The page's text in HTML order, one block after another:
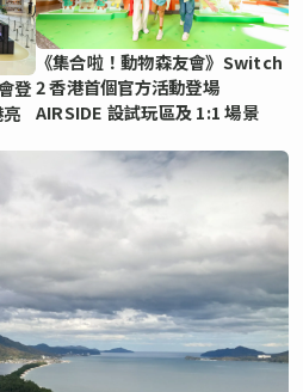
登
《集合啦！動物森友會》Switch
2 香港首個官方活動登場
AIRSIDE 設試玩區及 1:1 場景